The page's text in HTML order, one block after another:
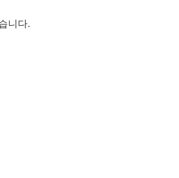
니다.